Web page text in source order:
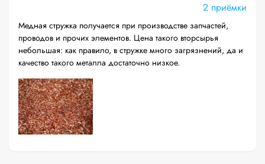
2 приёмки
Медная стружка получается при производстве запчастей,
проводов и прочих элементов. Цена такого вторсырья
небольшая: как правило, в стружке много загрязнений, да и
качество такого металла достаточно низкое.